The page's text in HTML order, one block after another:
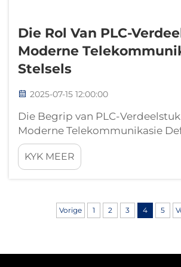
Die Rol Van PLC-
Moderne
Stelsels
2025-07-15 12:00:00
Die Begrip van PLC-
Moderne Telekommunikasie
Kernoorsaak PLC-verdeelstukke
belangrike komponente in
telekommunikasie-stelsels.
een optiese sein 'n...
KYK MEER
Vorige 1 2 3 4 5